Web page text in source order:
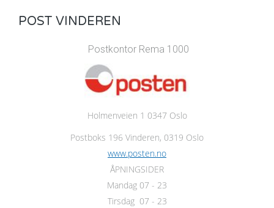
POST VINDEREN
Postkontor Rema 1000
Holmenveien 1 0347 Oslo
Postboks 196 Vinderen, 0319 Oslo
www.posten.no
ÅPNINGSIDER
Mandag 07 - 23
Tirsdag 07 - 23